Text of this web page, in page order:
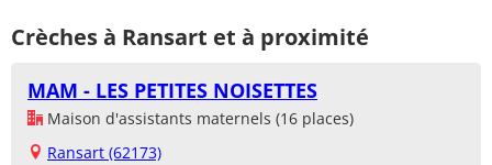
Crèches à Ransart et à proximité
MAM - LES PETITES NOISETTES
Maison d'assistants maternels (16 places)
Ransart (62173)